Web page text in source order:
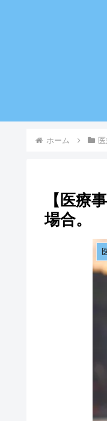
ホーム
【医療
場合。